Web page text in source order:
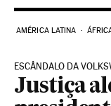
AMÉRICA LATINA
ESCÂNDALO DA
Justiça